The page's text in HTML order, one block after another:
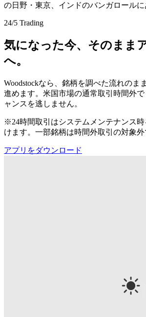
の日野・東京、インドのバンガロールに
24/5 Trading
気になった今、そのまま
へ。
Woodstockなら、銘柄を調べた流れのま
進めます。米国市場の通常取引時間外
ャンスを逃しません。
※24時間取引はシステムメンテナンス
けます。一部銘柄は時間外取引の対象外
アプリをダウンロード